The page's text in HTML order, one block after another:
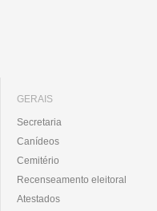
GERAIS
Secretaria
Canídeos
Cemitério
Recenseamento eleitoral
Atestados